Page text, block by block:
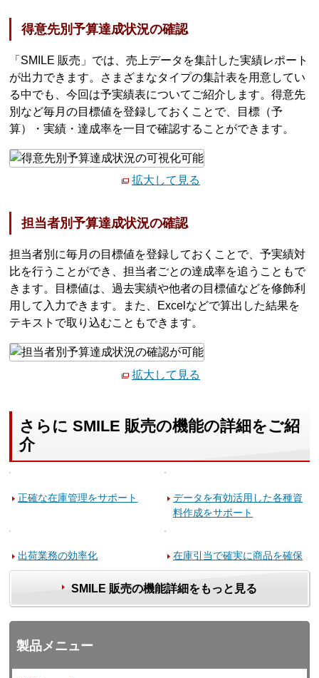
得意先別予算達成状況の確認
「SMILE 販売」では、売上データを集計した実績レポート
が出力できます。さまざまなタイプの集計表を用意してい
る中でも、今回は予実績表についてご紹介します。得意先
別など毎月の目標値を登録しておくことで、目標（予
算）・実績・達成率を一目で確認することができます。
拡大して見る
担当者別予算達成状況の確認
担当者別に毎月の目標値を登録しておくことで、予実績対
比を行うことができ、担当者ごとの達成率を追うこともで
きます。目標値は、過去実績や他者の目標値などを修飾利
用して入力できます。また、Excelなどで算出した結果を
テキストで取り込むこともできます。
拡大して見る
さらに SMILE 販売の機能の詳細をご紹
介
正確な在庫管理をサポート
データを有効活用した各種資
料作成をサポート
出荷業務の効率化 在庫引当で確実に商品を確保
SMILE 販売の機能詳細をもっと見る
製品メニュー